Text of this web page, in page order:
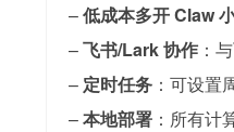
–低成本多开 Claw
–飞书/Lark 协作 ：
– 定时任务 ：可设置
–本地部署 ：所有计